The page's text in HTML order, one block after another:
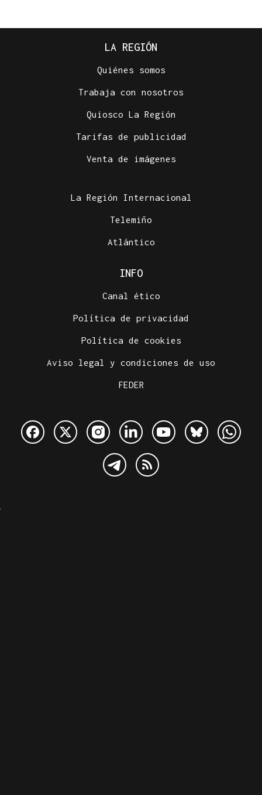
LA REGIÓN
Quiénes somos
Trabaja con nosotros
Quiosco La Región
Tarifas de publicidad
Venta de imágenes
La Región Internacional
Telemiño
Atlántico
INFO
Canal ético
Política de privacidad
Política de cookies
Aviso legal y condiciones de uso
FEDER